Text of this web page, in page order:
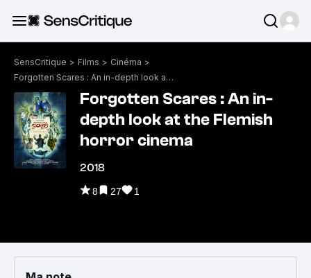
SensCritique > Films > Cinéma >
Forgotten Scares : An in-depth look at the Flemish horror cinema
Forgotten Scares : An in-
depth look at the Flemish
horror cinema
2018
8 27 1